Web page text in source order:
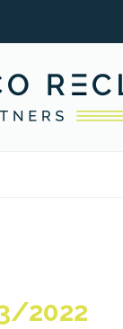
2022